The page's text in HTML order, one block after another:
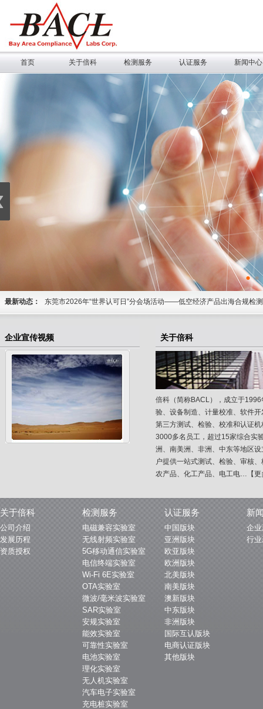
首页 关于倍科 检测服务 认证服务 新闻中心
一站式服务
• •
最新动态： 东莞市2026年“世界认可日”分会场活动——低空经济产品出海合规检
8-7BACL与尼日利亚GLGS签署MOU，共筑SONCAP合规新通道！
企业宣传视频 关于倍科
倍科（简称BACL），成立于
验、设备制造、计量校准、软件
第三方测试、检验、校准和认证
3000多名员工，超过15家综合实
洲、南美洲、非洲、中东等地区
户提供一站式测试、检验、审核
农产品、化工产品、电工电… 【
关于倍科
公司介绍
发展历程
资质授权
检测服务
电磁兼容实验室
无线射频实验室
5G移动通信实验室
电信终端实验室
Wi-Fi 6E实验室
OTA实验室
微波/毫米波实验室
SAR实验室
安规实验室
能效实验室
可靠性实验室
电池实验室
理化实验室
无人机实验室
汽车电子实验室
充电桩实验室
认证服务
中国版块
亚洲版块
欧亚版块
欧洲版块
北美版块
南美版块
澳新版块
中东版块
非洲版块
国际互认版块
电商认证版块
其他版块
新
企
行